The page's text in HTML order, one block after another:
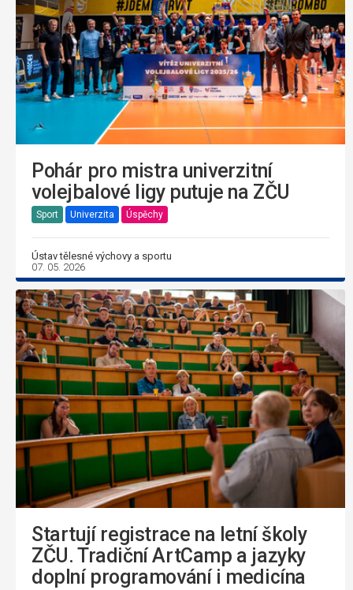
Pohár pro mistra univerzitní
volejbalové ligy putuje na ZČU
Sport Univerzita Úspěchy
Ústav tělesné výchovy a sportu
07. 05. 2026
Startují registrace na letní školy
ZČU. Tradiční ArtCamp a jazyky
doplní programování i medicína